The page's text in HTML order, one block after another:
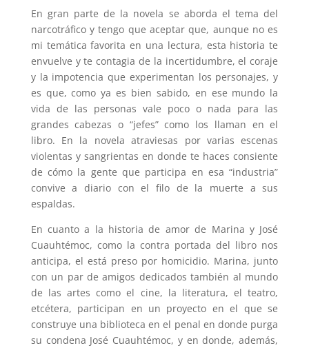
En gran parte de la novela se aborda el tema del
narcotráfico y tengo que aceptar que, aunque no es
mi temática favorita en una lectura, esta historia te
envuelve y te contagia de la incertidumbre, el coraje
y la impotencia que experimentan los personajes, y
es que, como ya es bien sabido, en ese mundo la
vida de las personas vale poco o nada para las
grandes cabezas o “jefes” como los llaman en el
libro. En la novela atraviesas por varias escenas
violentas y sangrientas en donde te haces consiente
de cómo la gente que participa en esa “industria”
convive a diario con el filo de la muerte a sus
espaldas.
En cuanto a la historia de amor de Marina y José
Cuauhtémoc, como la contra portada del libro nos
anticipa, el está preso por homicidio. Marina, junto
con un par de amigos dedicados también al mundo
de las artes como el cine, la literatura, el teatro,
etcétera, participan en un proyecto en el que se
construye una biblioteca en el penal en donde purga
su condena José Cuauhtémoc, y en donde, además,